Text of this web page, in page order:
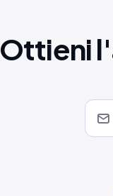
Ottieni